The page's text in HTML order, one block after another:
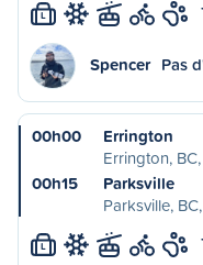
L
Spencer Pas
00h00
Errington
Errington,
00h15
Parksville
Parksville,
L